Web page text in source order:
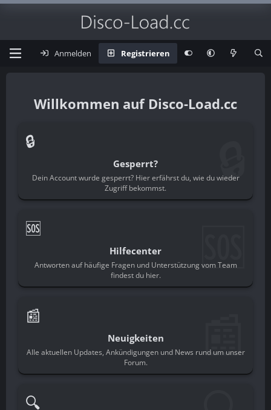
Anmelden Registrieren
Disco-Load.cc
🔒
Gesperrt?
Dein Account wurde gesperrt? Hier erfährst du, wie du wieder
Zugriff bekommst.
🔒
🆘
Hilfecenter
Antworten auf häufige Fragen und Unterstützung vom Team
findest du hier.
🆘
📰
Neuigkeiten
Alle aktuellen Updates, Ankündigungen und News rund um unser
Forum.
📰
🔍